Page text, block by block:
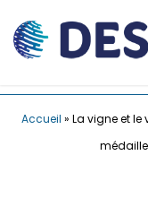
Accueil » La vigne et